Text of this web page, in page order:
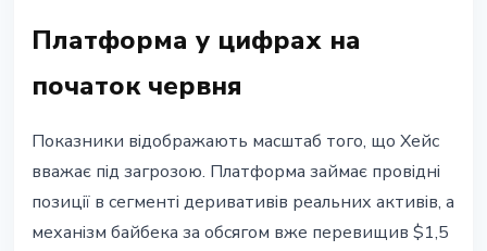
Платформа у цифрах на
початок червня
Показники відображають масштаб того, що Хейс
вважає під загрозою. Платформа займає провідні
позиції в сегменті деривативів реальних активів, а
механізм байбека за обсягом вже перевищив $1,5